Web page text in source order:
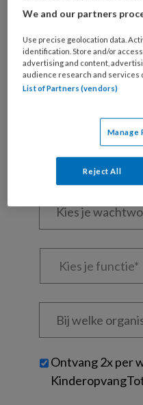
Wil je dit
Maak gratis een
artikelen
Al een account of
je
wachtwoord*
Kies
Bij
welke
je?
Untitled
Ontvang 2x per
We and our partners
Use precise geolocation data.
identification. Store and/or
advertising and content,
audience research and services
List of Partners (vendors)
Manage
Reject All